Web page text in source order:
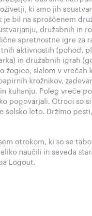
ki smo jih
je bil na sproščenem
družabnih in
spretnostne igre za
aktivnostih (pohod,
in družabnih igrah
žogico, slalom v vrečah
krožnikov,
kuhanju. Poleg vreče
pogovarjali. Otroci so
šolsko leto. Držimo
otrokom, ki so se
naučili in seveda
Logout.